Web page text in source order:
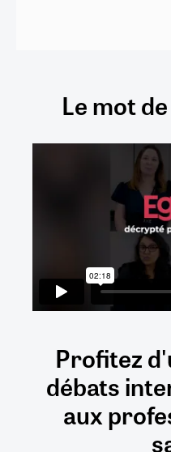
Le mot
Profitez
débats
aux